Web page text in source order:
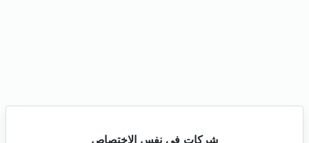
شركات في نفس الإختصاص